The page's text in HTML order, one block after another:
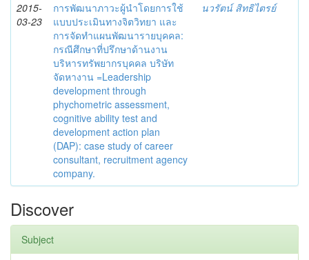
2015-
03-23
การพัฒนาภาวะผู้นำโดยการใช้
แบบประเมินทางจิตวิทยา และ
การจัดทำแผนพัฒนารายบุคคล:
กรณีศึกษาที่ปรึกษาด้านงาน
บริหารทรัพยากรบุคคล บริษัท
จัดหางาน =Leadership
development through
phychometric assessment,
cognitive ability test and
development action plan
(DAP): case study of career
consultant, recruitment agency
company.
นวรัตน์ สิทธิไตรย์
Discover
Subject